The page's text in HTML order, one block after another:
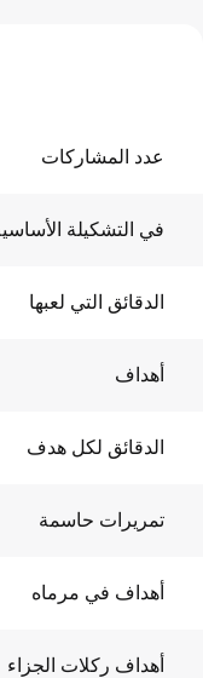
عدد المشاركات
في التشكيلة
الدقائق التي لعبها
أهداف
الدقائق لكل هدف
تمريرات حاسمة
أهداف في مرماه
أهداف ركلات الجزاء